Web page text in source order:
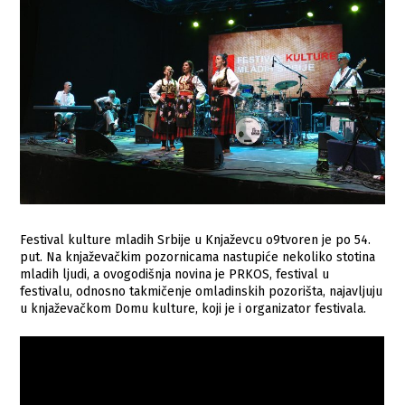
Festival kulture mladih Srbije u Knjaževcu o9tvoren je po 54.
put. Na knjaževačkim pozornicama nastupiće nekoliko stotina
mladih ljudi, a ovogodišnja novina je PRKOS, festival u
festivalu, odnosno takmičenje omladinskih pozorišta, najavljuju
u knjaževačkom Domu kulture, koji je i organizator festivala.